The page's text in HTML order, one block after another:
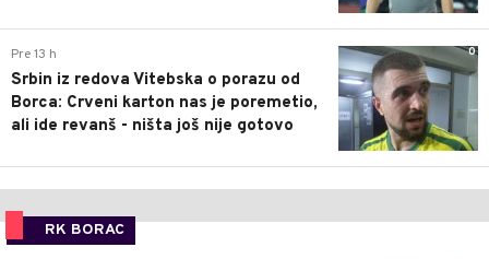
0
Pre 13 h
Srbin iz redova Vitebska o porazu od
Borca: Crveni karton nas je poremetio,
ali ide revanš - ništa još nije gotovo
RK BORAC